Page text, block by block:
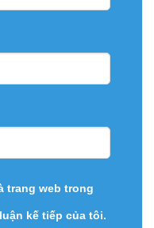
trang web trong
kế tiếp của tôi.